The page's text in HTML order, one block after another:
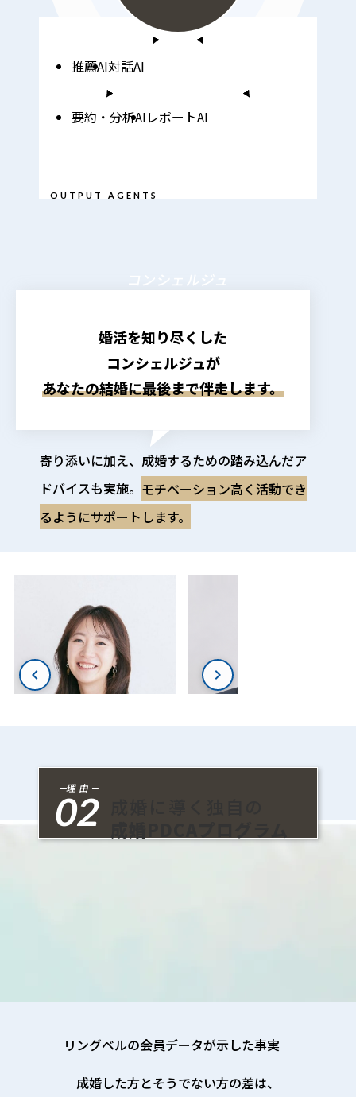
推薦AI対話AI
要約・分析AIレポートAI
OUTPUT AGENTS
コンシェルジュ
婚活を知り尽くした
コンシェルジュが
あなたの結婚に最後まで伴走します。
寄り添いに加え、成婚するための踏み込んだア
ドバイスも実施。 モチベーション高く活動でき
るようにサポートします。
理由
02
リングベルの会員データが示した事実—
成婚した方とそうでない方の差は、